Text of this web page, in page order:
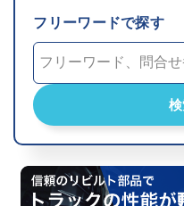
フリーワードで探す